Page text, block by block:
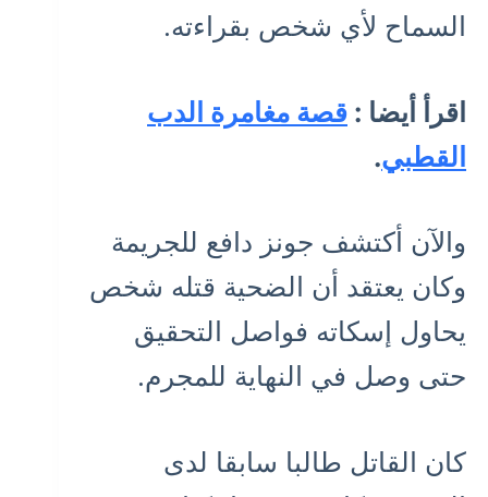
السماح لأي شخص بقراءته.
اقرأ أيضا : قصة مغامرة الدب
القطبي.
والآن أكتشف جونز دافع للجريمة
وكان يعتقد أن الضحية قتله شخص
يحاول إسكاته فواصل التحقيق
حتى وصل في النهاية للمجرم.
كان القاتل طالبا سابقا لدى